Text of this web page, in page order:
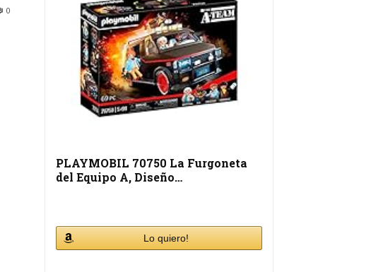
0
PLAYMOBIL 70750 La Furgoneta
del Equipo A, Diseño…
Lo quiero!